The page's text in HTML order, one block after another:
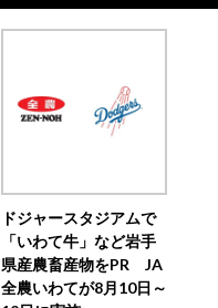
ドジャースタジアムで
「いわて牛」など岩手
県産農畜産物をPR JA
全農いわてが8月10日～